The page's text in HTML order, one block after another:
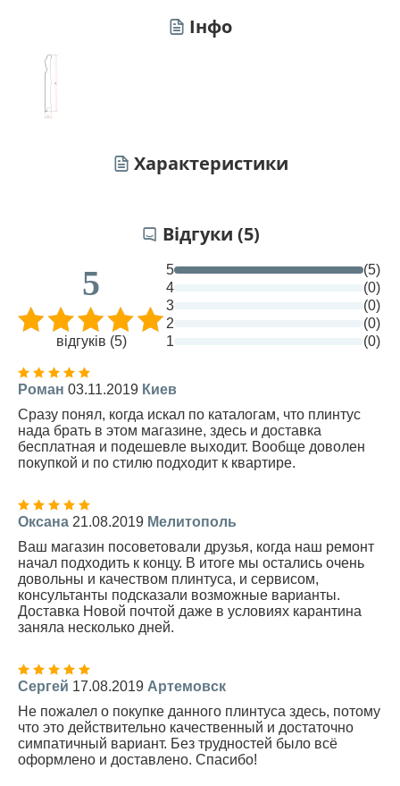
Інфо
Характеристики
Відгуки (5)
5
відгуків (5)
5
(5)
4
(0)
3
(0)
2
(0)
1
(0)
Роман 03.11.2019 Киев
Сразу понял, когда искал по каталогам, что плинтус
нада брать в этом магазине, здесь и доставка
бесплатная и подешевле выходит. Вообще доволен
покупкой и по стилю подходит к квартире.
Оксана 21.08.2019 Мелитополь
Ваш магазин посоветовали друзья, когда наш ремонт
начал подходить к концу. В итоге мы остались очень
довольны и качеством плинтуса, и сервисом,
консультанты подсказали возможные варианты.
Доставка Новой почтой даже в условиях карантина
заняла несколько дней.
Сергей 17.08.2019 Артемовск
Не пожалел о покупке данного плинтуса здесь, потому
что это действительно качественный и достаточно
симпатичный вариант. Без трудностей было всё
оформлено и доставлено. Спасибо!